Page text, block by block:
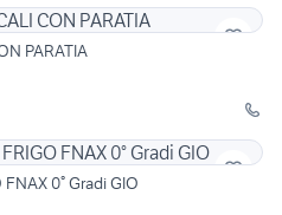
PARATIA
0° Gradi GIO